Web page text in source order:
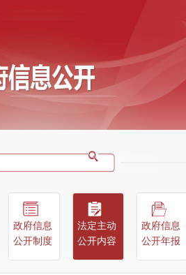
政府信息
公开制度
法定主动
公开内容
政府信息
公开年报